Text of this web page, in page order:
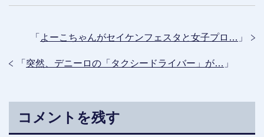
「 よーこちゃんがセイケンフェスタと女子プロ… 」
「 突然、デニーロの「タクシードライバー」が… 」
コメントを残す